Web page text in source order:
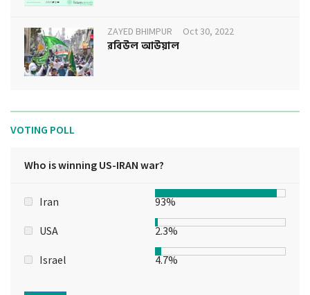
ZAYED BHIMPUR Oct 30, 2022
রবিউল আউয়াল
VOTING POLL
Who is winning US-IRAN war?
Iran 93%
USA 2.3%
Israel 4.7%